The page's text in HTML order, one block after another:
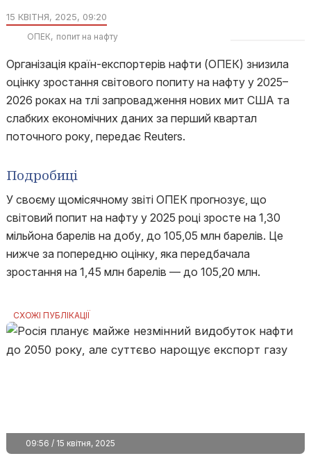
15 КВІТНЯ, 2025, 09:20
ОПЕК попит на нафту
Організація країн-експортерів нафти (ОПЕК) знизила
оцінку зростання світового попиту на нафту у 2025–
2026 роках на тлі запровадження нових мит США та
слабких економічних даних за перший квартал
поточного року, передає Reuters.
Подробиці
У своєму щомісячному звіті ОПЕК прогнозує, що
світовий попит на нафту у 2025 році зросте на 1,30
мільйона барелів на добу, до 105,05 млн барелів. Це
нижче за попередню оцінку, яка передбачала
зростання на 1,45 млн барелів — до 105,20 млн.
СХОЖІ ПУБЛІКАЦІЇ
09:56 / 15 квітня, 2025